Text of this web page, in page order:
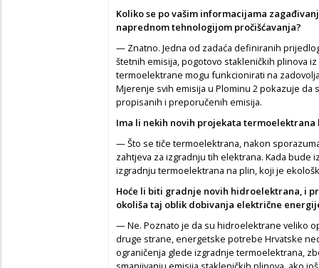
Koliko se po vašim informacijama
naprednom tehnologijom pročišćavanja?
— Znatno. Jedna od zadaća definiranih
štetnih emisija, pogotovo stakleničkih plinova
termoelektrane mogu funkcionirati na
Mjerenje svih emisija u Plominu 2 pokazuje
propisanih i preporučenih emisija.
Ima li nekih novih projekata termoelektrana
— Što se tiče termoelektrana, nakon
zahtjeva za izgradnju tih elektrana. Kada bude
izgradnju termoelektrana na plin, koji je
Hoće li biti gradnje novih hidroelektrana, i
okoliša taj oblik dobivanja električne
— Ne. Poznato je da su hidroelektrane veliko
druge strane, energetske potrebe Hrvatske
ograničenja glede izgradnje termoelektrana,